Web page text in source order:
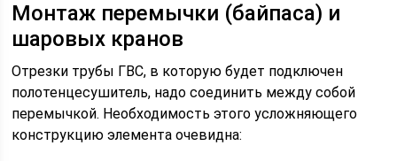
Монтаж перемычки (байпаса) и
шаровых кранов
Отрезки трубы ГВС, в которую будет подключен
полотенцесушитель, надо соединить между собой
перемычкой. Необходимость этого усложняющего
конструкцию элемента очевидна: